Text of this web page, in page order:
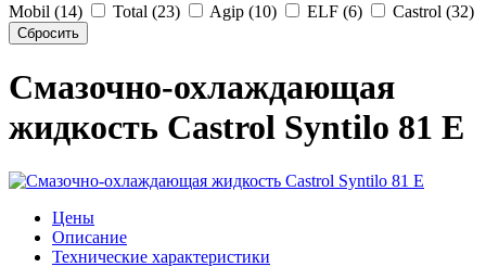
Mobil (14)
Total (23) Agip (10) ELF (6) Castrol (32)
Смазочно-охлаждающая
жидкость Castrol Syntilo 81 E
Цены
Описание
Технические характеристики